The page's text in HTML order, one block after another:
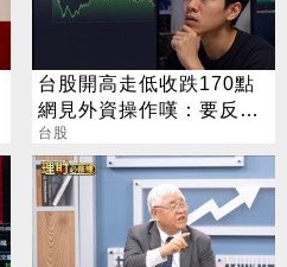
台股開高走低收跌170點
網見外資操作嘆：要反轉
了嗎？
台股